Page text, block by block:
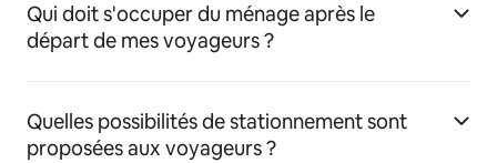
Qui doit s'occuper du ménage après le
départ de mes voyageurs ?
Quelles possibilités de stationnement sont
proposées aux voyageurs ?